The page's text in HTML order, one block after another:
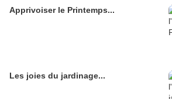
Apprivoiser le Printemps...
Les joies du jardinage...